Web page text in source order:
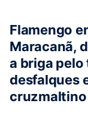
Flamengo
Maracanã,
a briga pelo
desfalques
cruzmaltino